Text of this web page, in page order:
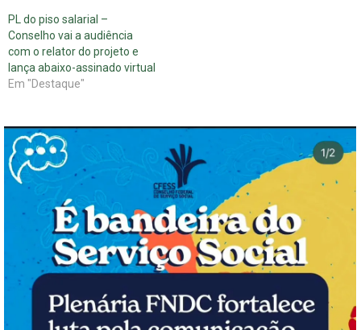
PL do piso salarial –
Conselho vai a audiência
com o relator do projeto e
lança abaixo-assinado virtual
Em "Destaque"